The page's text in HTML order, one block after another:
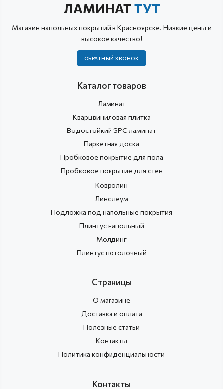
ЛАМИНАТТУТ
Магазин напольных покрытий в Красноярске. Низкие цены и
высокое качество!
ОБРАТНЫЙ ЗВОНОК
Каталог товаров
Ламинат
Кварцвиниловая плитка
Водостойкий SPC ламинат
Паркетная доска
Пробковое покрытие для пола
Пробковое покрытие для стен
Ковролин
Линолеум
Подложка под напольные покрытия
Плинтус напольный
Молдинг
Плинтус потолочный
Страницы
О магазине
Доставка и оплата
Полезные статьи
Контакты
Политика конфиденциальности
Контакты